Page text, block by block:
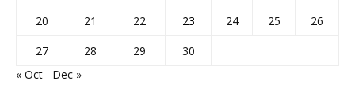
20
21 22 23 24 25
26
27
28 29
30
« Oct
Dec »